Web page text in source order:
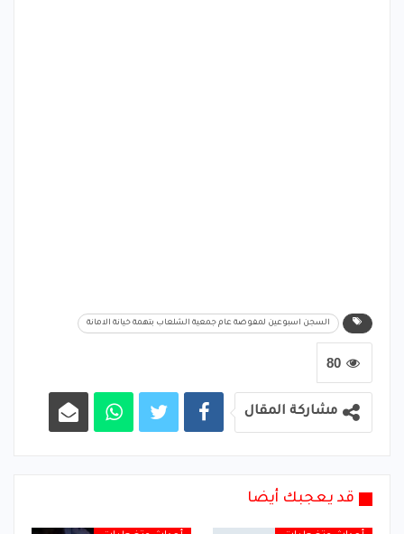
السجن اسبوعين لمفوضة عام جمعية الشلعاب بتهمة خيانة الامانة
80
مشاركة المقال
قد يعجبك أيضا